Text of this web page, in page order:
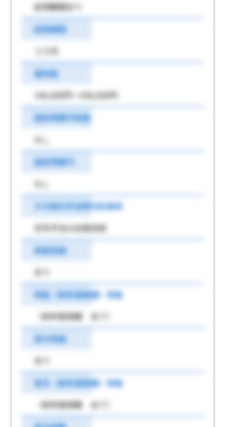
試用期間あり
試用期間
３カ月
基本給
340,000円～456,000円
固定残業代有無
なし
固定残業代
なし
その他の手当等付記事項
在宅手当は全員支給
昇給有無
あり
昇給（前年度実績）有無
（前年度実績 あり）
賞与有無
あり
賞与（前年度実績）有無
（前年度実績 あり）